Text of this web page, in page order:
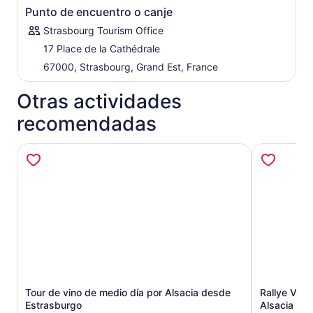
por la belleza de estos 2 pueblos medievales, y también
es aquí donde podrá disfrutar de una sesión de
degustación por la tarde en una de las bodegas más
selectas. Termine el recorrido con esta nota alta y
regrese a Estrasburgo.
Punto de encuentro o canje
Strasbourg Tourism Office
17 Place de la Cathédrale
67000, Strasbourg, Grand Est, France
Otras actividades
recomendadas
Tour de vino de medio día por Alsacia desde
Estrasburgo
Se abrirá en una nueva pestaña
Rallye
Alsacia